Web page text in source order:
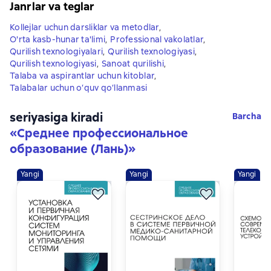
Janrlar va teglar
Kollejlar uchun darsliklar va metodlar,
O'rta kasb-hunar ta'limi, Professional vakolatlar,
Qurilish texnologiyalari, Qurilish texnologiyasi,
Qurilish texnologiyasi, Sanoat qurilishi,
Talaba va aspirantlar uchun kitoblar,
Talabalar uchun o‘quv qo‘llanmasi
seriyasiga kiradi
«Среднее профессиональное
образование (Лань)»
Barcha
Yangi Yangi Yangi